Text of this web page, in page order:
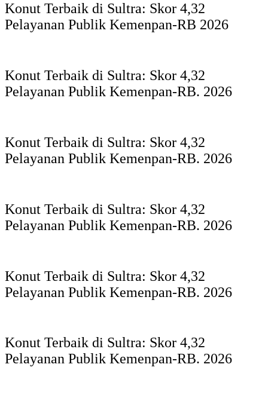
Konut Terbaik di Sultra: Skor 4,32
Pelayanan Publik Kemenpan-RB 2026
Konut Terbaik di Sultra: Skor 4,32
Pelayanan Publik Kemenpan-RB. 2026
Konut Terbaik di Sultra: Skor 4,32
Pelayanan Publik Kemenpan-RB. 2026
Konut Terbaik di Sultra: Skor 4,32
Pelayanan Publik Kemenpan-RB. 2026
Konut Terbaik di Sultra: Skor 4,32
Pelayanan Publik Kemenpan-RB. 2026
Konut Terbaik di Sultra: Skor 4,32
Pelayanan Publik Kemenpan-RB. 2026